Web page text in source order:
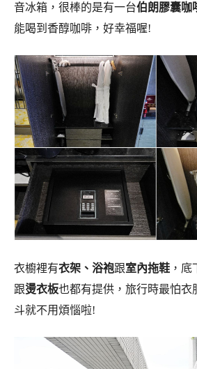
音冰箱，很棒的是有一台伯朗膠囊咖
能喝到香醇咖啡，好幸福喔!
衣櫥裡有衣架、浴袍跟室內拖鞋 ，底
跟燙衣板也都有提供，旅行時最怕衣
斗就不用煩惱啦!